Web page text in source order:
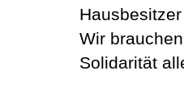
Wir
Solidarität